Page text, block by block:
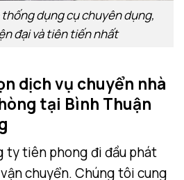
dụng cụ chuyên dụng,
đại và tiên tiến nhất
dịch vụ chuyển nhà
tại Bình Thuận
ty tiên phong đi đầu phát
chuyển. Chúng tôi cung